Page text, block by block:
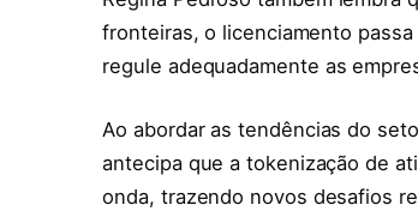
fronteiras, o licenciamento
regule adequadamente as
Ao abordar as tendências do
antecipa que a tokenização de
onda, trazendo novos desafios